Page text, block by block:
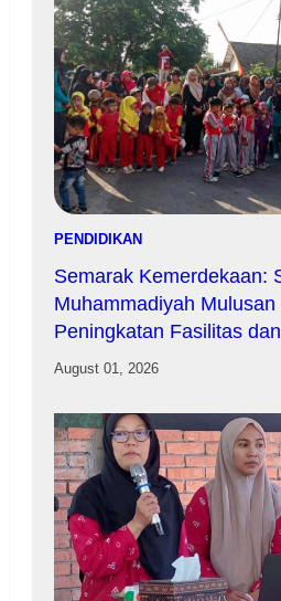
PENDIDIKAN
Semarak Kemerdekaan:
Muhammadiyah Mulusan
Peningkatan Fasilitas
August 01, 2026